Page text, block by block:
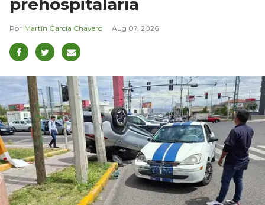
prehospitalaria
Martín García Chavero Aug 07, 2026